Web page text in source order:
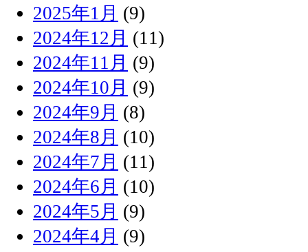
2025年1月 (9)
2024年12月 (11)
2024年11月 (9)
2024年10月 (9)
2024年9月 (8)
2024年8月 (10)
2024年7月 (11)
2024年6月 (10)
2024年5月 (9)
2024年4月 (9)